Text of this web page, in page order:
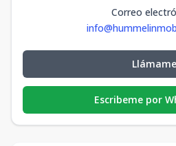
Correo
Llámame
Escribeme por